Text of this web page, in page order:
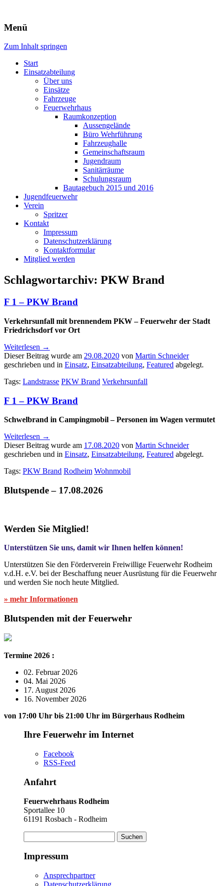
Freiwillige Feuerwehr Rodheim
v.d.H.
Menü
Zum Inhalt springen
Start
Einsatzabteilung
Über uns
Einsätze
Fahrzeuge
Feuerwehrhaus
Raumkonzeption
Aussengelände
Büro Wehrführung
Fahrzeughalle
Gemeinschaftsraum
Jugendraum
Sanitärräume
Schulungsraum
Bautagebuch 2015 und 2016
Jugendfeuerwehr
Verein
Spritzer
Kontakt
Impressum
Datenschutzerklärung
Kontaktformular
Mitglied werden
Schlagwortarchiv: PKW Brand
F 1 – PKW Brand
Verkehrsunfall mit brennendem PKW – Feuerwehr der Stadt
Friedrichsdorf vor Ort
Weiterlesen →
Dieser Beitrag wurde am 29.08.2020 von Martin Schneider
geschrieben und in Einsatz, Einsatzabteilung, Featured abgelegt.
Tags: Landstrasse PKW Brand Verkehrsunfall
F 1 – PKW Brand
Schwelbrand in Campingmobil – Personen im Wagen vermutet
Weiterlesen →
Dieser Beitrag wurde am 17.08.2020 von Martin Schneider
geschrieben und in Einsatz, Einsatzabteilung, Featured abgelegt.
Tags: PKW Brand Rodheim Wohnmobil
Blutspende – 17.08.2026
Werden Sie Mitglied!
Unterstützen Sie uns, damit wir Ihnen helfen können!
Unterstützen Sie den Förderverein Freiwillige Feuerwehr Rodheim
v.d.H. e.V. bei der Beschaffung neuer Ausrüstung für die Feuerwehr
und werden Sie noch heute Mitglied.
» mehr Informationen
Blutspenden mit der Feuerwehr
Termine 2026 :
02. Februar 2026
04. Mai 2026
17. August 2026
16. November 2026
von 17:00 Uhr bis 21:00 Uhr im Bürgerhaus Rodheim
Ihre Feuerwehr im Internet
Facebook
RSS-Feed
Anfahrt
Feuerwehrhaus Rodheim
Sportallee 10
61191 Rosbach - Rodheim
nach:
Impressum
Ansprechpartner
Datenschutzerklärung